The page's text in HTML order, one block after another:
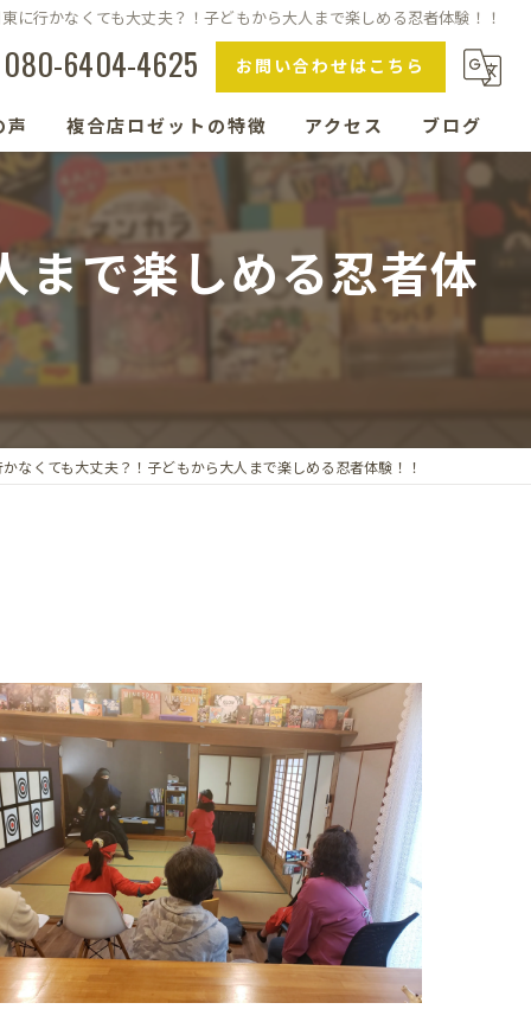
に行かなくても大丈夫？！子どもから大人まで楽しめる忍者体験！！
080-6404-4625 お問い合わせはこちら
声 複合店ロゼットの特徴
ボードゲーム
コーヒー
エステ
アクセス ブログ
まで楽しめる忍者体
なくても大丈夫？！子どもから大人まで楽しめる忍者体験！！